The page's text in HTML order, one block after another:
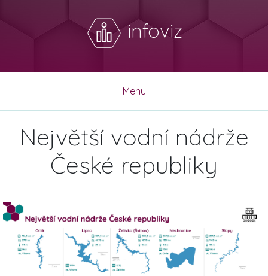
infoviz
Menu
Největší vodní nádrže
České republiky